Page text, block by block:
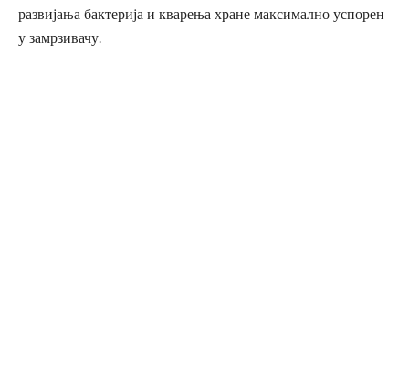
развијања бактерија и кварења хране максимално успорен
у замрзивачу.